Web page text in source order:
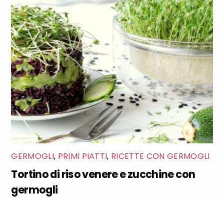
GERMOGLI, PRIMI PIATTI, RICETTE CON GERMOGLI
Tortino di riso venere e zucchine con
germogli